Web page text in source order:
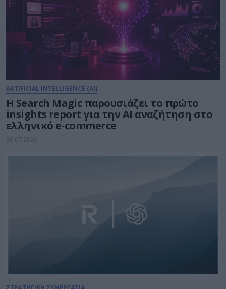
ARTIFICIAL INTELLIGENCE (AI)
Η Search Magic παρουσιάζει το πρώτο
insights report για την AI αναζήτηση στο
ελληνικό e-commerce
30.07.2026